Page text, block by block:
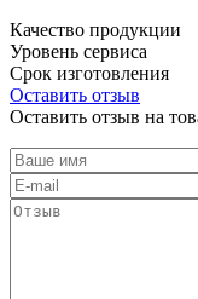
Качество продукции
Уровень сервиса
Срок изготовления
Оставить отзыв
Оставить отзыв на